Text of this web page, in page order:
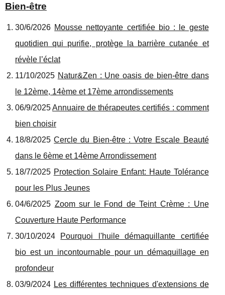
Bien-être
30/6/2026 Mousse nettoyante certifiée bio : le geste
quotidien qui purifie, protège la barrière cutanée et
révèle l’éclat
11/10/2025 Natur&Zen : Une oasis de bien-être dans
le 12ème, 14ème et 17ème arrondissements
06/9/2025Annuaire de thérapeutes certifiés : comment
bien choisir
18/8/2025Cercle du Bien-être : Votre Escale Beauté
dans le 6ème et 14ème Arrondissement
18/7/2025 Protection Solaire Enfant: Haute Tolérance
pour les Plus Jeunes
04/6/2025 Zoom sur le Fond de Teint Crème : Une
Couverture Haute Performance
30/10/2024 Pourquoi l'huile démaquillante certifiée
bio est un incontournable pour un démaquillage en
profondeur
03/9/2024 Les différentes techniques d'extensions de